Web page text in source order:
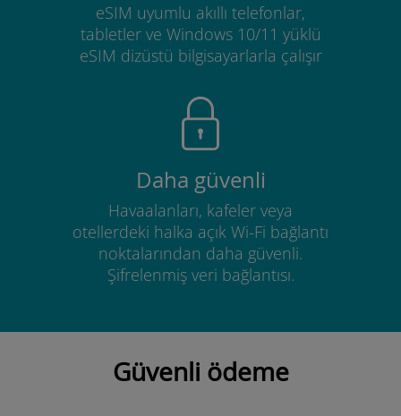
eSIM uyumlu akıllı telefonlar,
tabletler ve Windows 10/11 yüklü
eSIM dizüstü bilgisayarlarla çalışır
Daha güvenli
Havaalanları, kafeler veya
otellerdeki halka açık Wi-Fi bağlantı
noktalarından daha güvenli.
Şifrelenmiş veri bağlantısı.
Güvenli ödeme